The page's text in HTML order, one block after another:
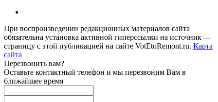
При воспроизведении редакционных материалов сайта
обязательна установка активной гиперссылки на источник —
страницу с этой публикацией на сайте VotEtoRemont.ru. Карта
сайта
Перезвонить вам?
Оставьте контактный телефон и мы перезвоним Вам в
ближайшее время